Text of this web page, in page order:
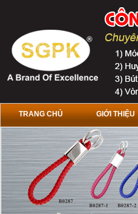
TRANG CHỦ GIỚI THIỆU